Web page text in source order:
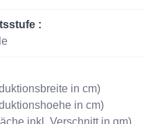
:
in cm)
in cm)
inkl. Verschnitt in qm)